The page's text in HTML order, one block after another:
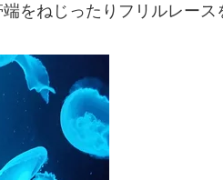
をねじったりフリルレース